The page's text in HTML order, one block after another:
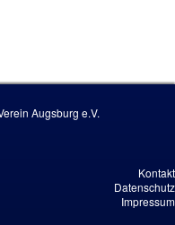
Augsburg e.V.
Kontakt
Datenschutz
Impressum